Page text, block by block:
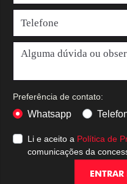
Preferência de contato:
Whatsapp
Li e aceito a Política de
comunicações da